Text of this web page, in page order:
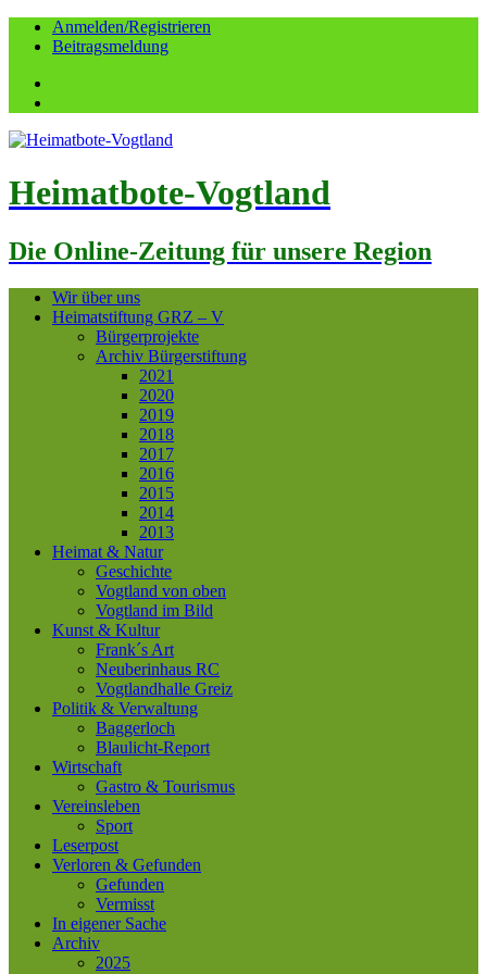
Anmelden/Registrieren
Beitragsmeldung
Heimatbote-Vogtland
Die Online-Zeitung für unsere Region
Wir über uns
Heimatstiftung GRZ – V
Bürgerprojekte
Archiv Bürgerstiftung
2021
2020
2019
2018
2017
2016
2015
2014
2013
Heimat & Natur
Geschichte
Vogtland von oben
Vogtland im Bild
Kunst & Kultur
Frank´s Art
Neuberinhaus RC
Vogtlandhalle Greiz
Politik & Verwaltung
Baggerloch
Blaulicht-Report
Wirtschaft
Gastro & Tourismus
Vereinsleben
Sport
Leserpost
Verloren & Gefunden
Gefunden
Vermisst
In eigener Sache
Archiv
2025